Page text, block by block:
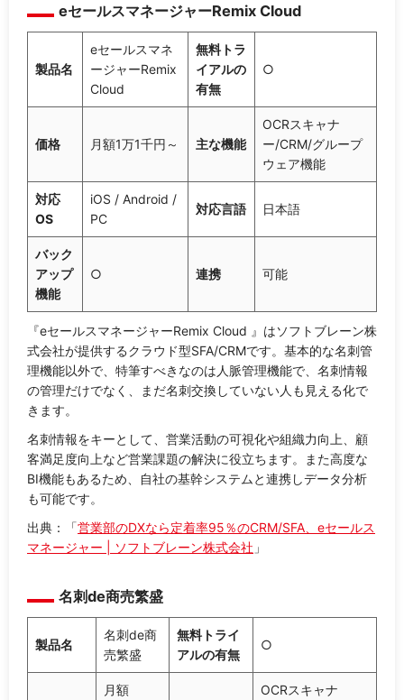
eセールスマネージャーRemix Cloud
製品名
eセールスマネ
ージャーRemix
Cloud
無料トラ
イアルの
有無
○
価格 月額1万1千円～ 主な機能
OCRスキャナ
ー/CRM/グループ
ウェア機能
対応
OS
iOS / Android /
PC
対応言語 日本語
バック
アップ
機能
○ 連携 可能
『eセールスマネージャーRemix Cloud 』はソフトブレーン株
式会社が提供するクラウド型SFA/CRMです。基本的な名刺管
理機能以外で、特筆すべきなのは人脈管理機能で、名刺情報
の管理だけでなく、まだ名刺交換していない人も見える化で
きます。
名刺情報をキーとして、営業活動の可視化や組織力向上、顧
客満足度向上など営業課題の解決に役立ちます。また高度な
BI機能もあるため、自社の基幹システムと連携しデータ分析
も可能です。
出典：「営業部のDXなら定着率95％のCRM/SFA、eセールス
マネージャー | ソフトブレーン株式会社 」
名刺de商売繁盛
製品名
名刺de商
売繁盛
無料トライ
アルの有無
○
月額
OCRスキャナ